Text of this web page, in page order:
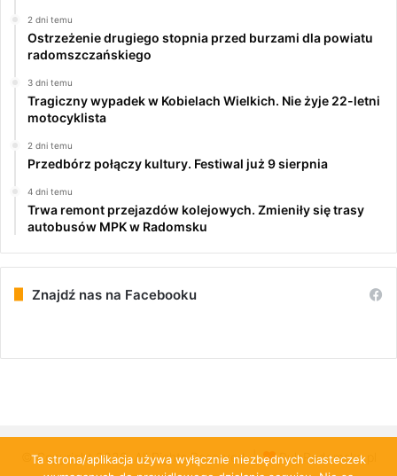
2 dni temu
Ostrzeżenie drugiego stopnia przed burzami dla powiatu
radomszczańskiego
3 dni temu
Tragiczny wypadek w Kobielach Wielkich. Nie żyje 22-letni
motocyklista
2 dni temu
Przedbórz połączy kultury. Festiwal już 9 sierpnia
4 dni temu
Trwa remont przejazdów kolejowych. Zmieniły się trasy
autobusów MPK w Radomsku
Znajdź nas na Facebooku
© Copyright 2026, All Rights Reserved | PulsRadomska.pl
Ta strona/aplikacja używa wyłącznie niezbędnych ciasteczek